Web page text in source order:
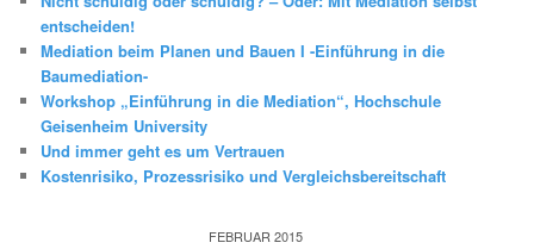
entscheiden!
Mediation beim Planen und Bauen I -Einführung in die
Baumediation-
Workshop „Einführung in die Mediation“, Hochschule
Geisenheim University
Und immer geht es um Vertrauen
Kostenrisiko, Prozessrisiko und Vergleichsbereitschaft
FEBRUAR 2015